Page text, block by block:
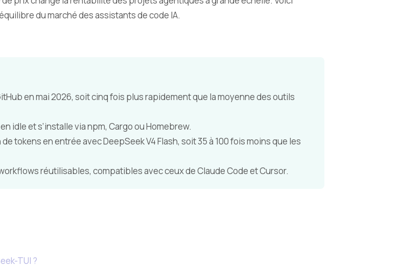
du marché des assistants de code IA.
en mai 2026, soit cinq fois plus rapidement que la moyenne des outils
idle et s’installe via npm, Cargo ou Homebrew.
tokens en entrée avec DeepSeek V4 Flash, soit 35 à 100 fois moins que les
réutilisables, compatibles avec ceux de Claude Code et Cursor.
TUI ?